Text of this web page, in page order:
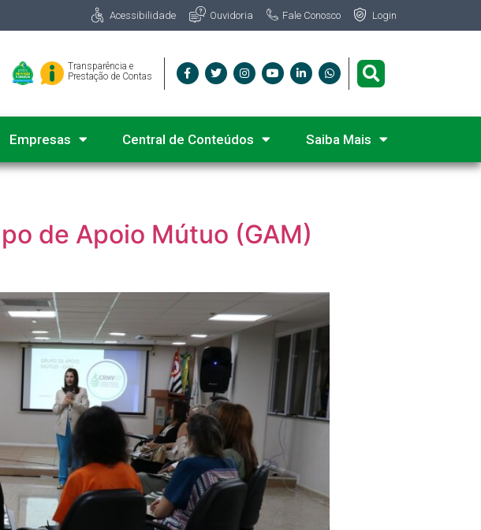
Acessibilidade Ouvidoria Fale Conosco Login
Transparência e
Prestação de Contas
Empresas Central de Conteúdos Saiba Mais
de Apoio Mútuo (GAM)